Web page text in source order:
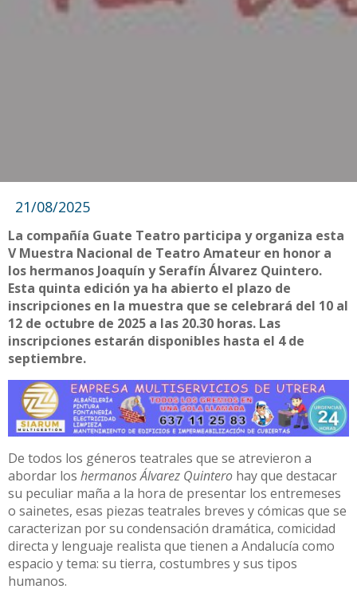
21/08/2025
La compañía Guate Teatro participa y organiza esta
V Muestra Nacional de Teatro Amateur en honor a
los hermanos Joaquín y Serafín Álvarez Quintero.
Esta quinta edición ya ha abierto el plazo de
inscripciones en la muestra que se celebrará del 10 al
12 de octubre de 2025 a las 20.30 horas. Las
inscripciones estarán disponibles hasta el 4 de
septiembre.
De todos los géneros teatrales que se atrevieron a
abordar los hermanos Álvarez Quintero hay que destacar
su peculiar maña a la hora de presentar los entremeses
o sainetes, esas piezas teatrales breves y cómicas que se
caracterizan por su condensación dramática, comicidad
directa y lenguaje realista que tienen a Andalucía como
espacio y tema: su tierra, costumbres y sus tipos
humanos.